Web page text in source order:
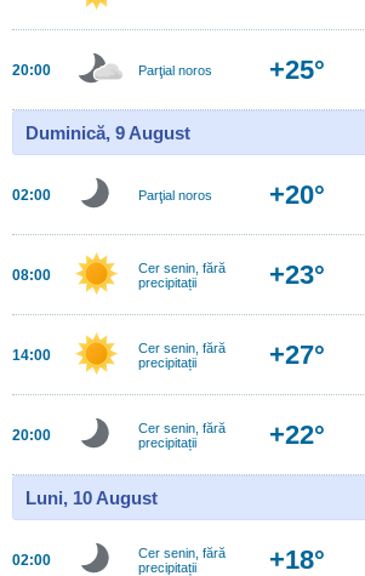
20:00 Parţial noros +25°
Duminică, 9 August
02:00 Parţial noros +20°
08:00
Cer senin, fără
precipitații
+23°
14:00
Cer senin, fără
precipitații
+27°
20:00
Cer senin, fără
precipitații
+22°
Luni, 10 August
02:00
Cer senin, fără
precipitații
+18°